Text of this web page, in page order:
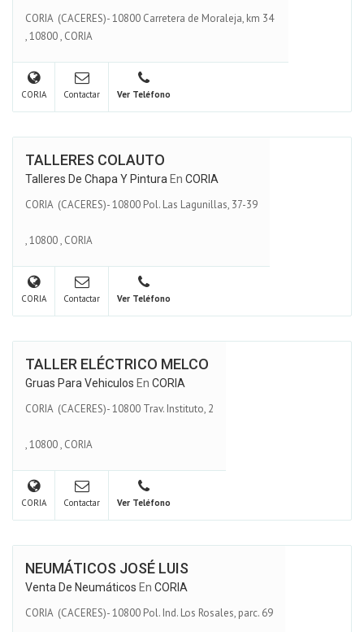
CORIA (CACERES)- 10800 Carretera de Moraleja, km 34
,10800, CORIA
CORIA Contactar Ver Teléfono
TALLERES COLAUTO
Talleres De Chapa Y Pintura En CORIA
CORIA (CACERES)- 10800 Pol. Las Lagunillas, 37-39
,10800, CORIA
CORIA Contactar Ver Teléfono
TALLER ELÉCTRICO MELCO
Gruas Para Vehiculos En CORIA
CORIA (CACERES)- 10800 Trav. Instituto, 2
,10800, CORIA
CORIA Contactar Ver Teléfono
NEUMÁTICOS JOSÉ LUIS
Venta De Neumáticos En CORIA
CORIA (CACERES)- 10800 Pol. Ind. Los Rosales, parc. 69